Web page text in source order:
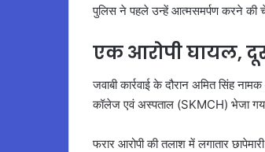
पुलिस ने पहले उन्हें आत्मसमर्पण करने की
एक आरोपी घायल,
जवाबी कार्रवाई के दौरान अमित सिंह
कॉलेज एवं अस्पताल (SKMCH) भेजा
फरार आरोपी की तलाश में लगातार